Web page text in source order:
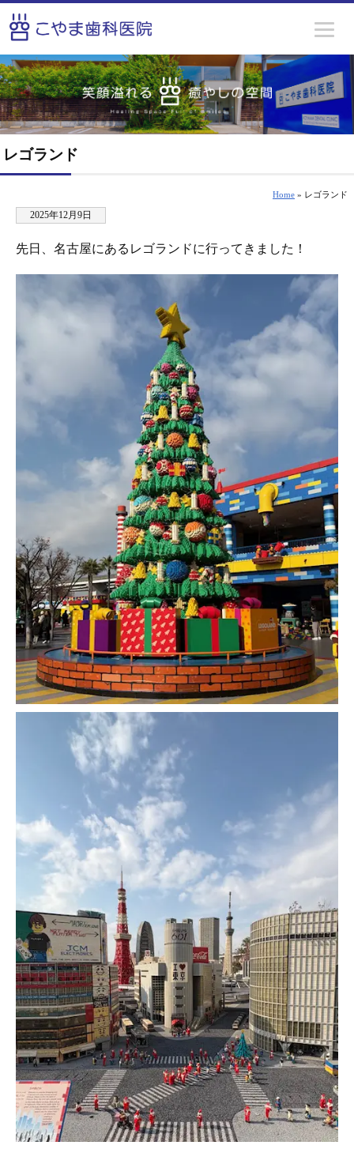
レゴランド
Home » レゴランド
2025年12月9日
先日、名古屋にあるレゴランドに行ってきました！